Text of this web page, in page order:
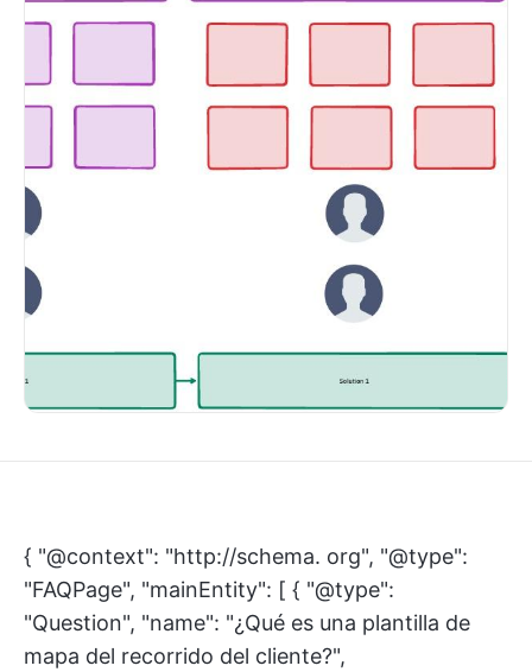
{ "@context": "http://schema. org", "@type":
"FAQPage", "mainEntity": [ { "@type":
"Question", "name": "¿Qué es una plantilla de
mapa del recorrido del cliente?",